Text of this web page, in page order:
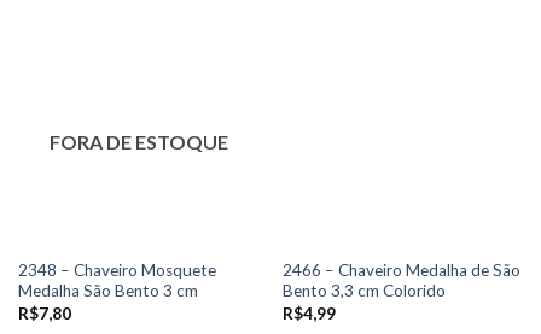
FORA DE ESTOQUE
2348 – Chaveiro Mosquete
Medalha São Bento 3 cm
R$7,80
2466 – Chaveiro Medalha de São
Bento 3,3 cm Colorido
R$4,99